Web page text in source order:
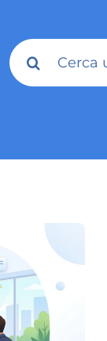
Cerca
per: